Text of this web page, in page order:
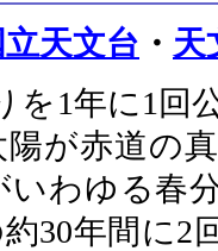
立天文台 ・ 天
を1年に1回
陽が赤道の
わゆる春
30年間に2